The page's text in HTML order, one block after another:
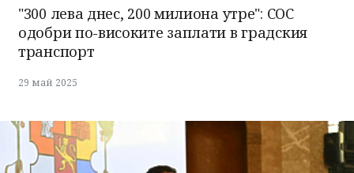
"300 лева днес, 200 милиона утре": СОС
одобри по-високите заплати в градския
транспорт
29 май 2025